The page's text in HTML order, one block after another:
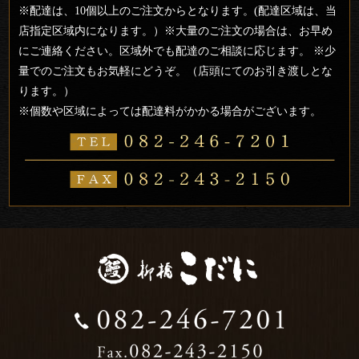
※配達は、10個以上のご注文からとなります。(配達区域は、当
店指定区域内になります。）※大量のご注文の場合は、お早め
にご連絡ください。区域外でも配達のご相談に応じます。 ※少
量でのご注文もお気軽にどうぞ。（店頭にてのお引き渡しとな
ります。）
※個数や区域によっては配達料がかかる場合がございます。